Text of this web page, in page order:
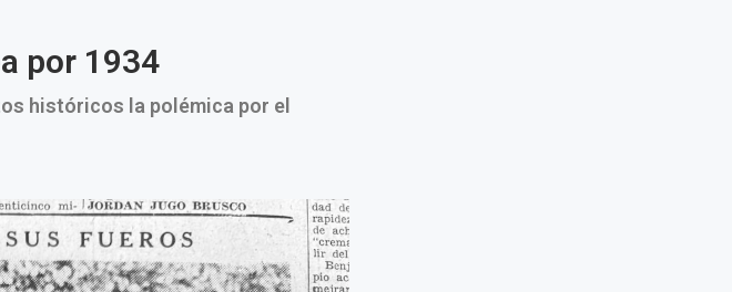
por 1934
históricos la polémica por el